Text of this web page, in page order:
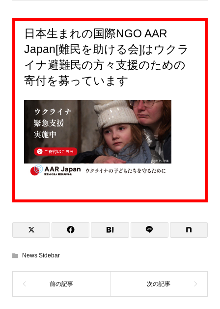
日本生まれの国際NGO AAR
Japan[難民を助ける会]はウクラ
イナ避難民の方々支援のための
寄付を募っています
News Sidebar